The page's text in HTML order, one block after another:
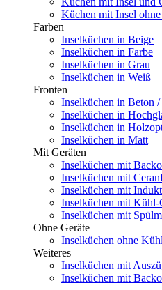
Küchen mit Insel ohne
Farben
Inselküchen in Beige
Inselküchen in Farbe
Inselküchen in Grau
Inselküchen in Weiß
Fronten
Inselküchen in Beton
Inselküchen in
Inselküchen in
Inselküchen in Matt
Mit Geräten
Inselküchen mit
Inselküchen mit
Inselküchen mit
Inselküchen mit
Inselküchen mit
Ohne Geräte
Inselküchen ohne
Weiteres
Inselküchen mit
Inselküchen mit